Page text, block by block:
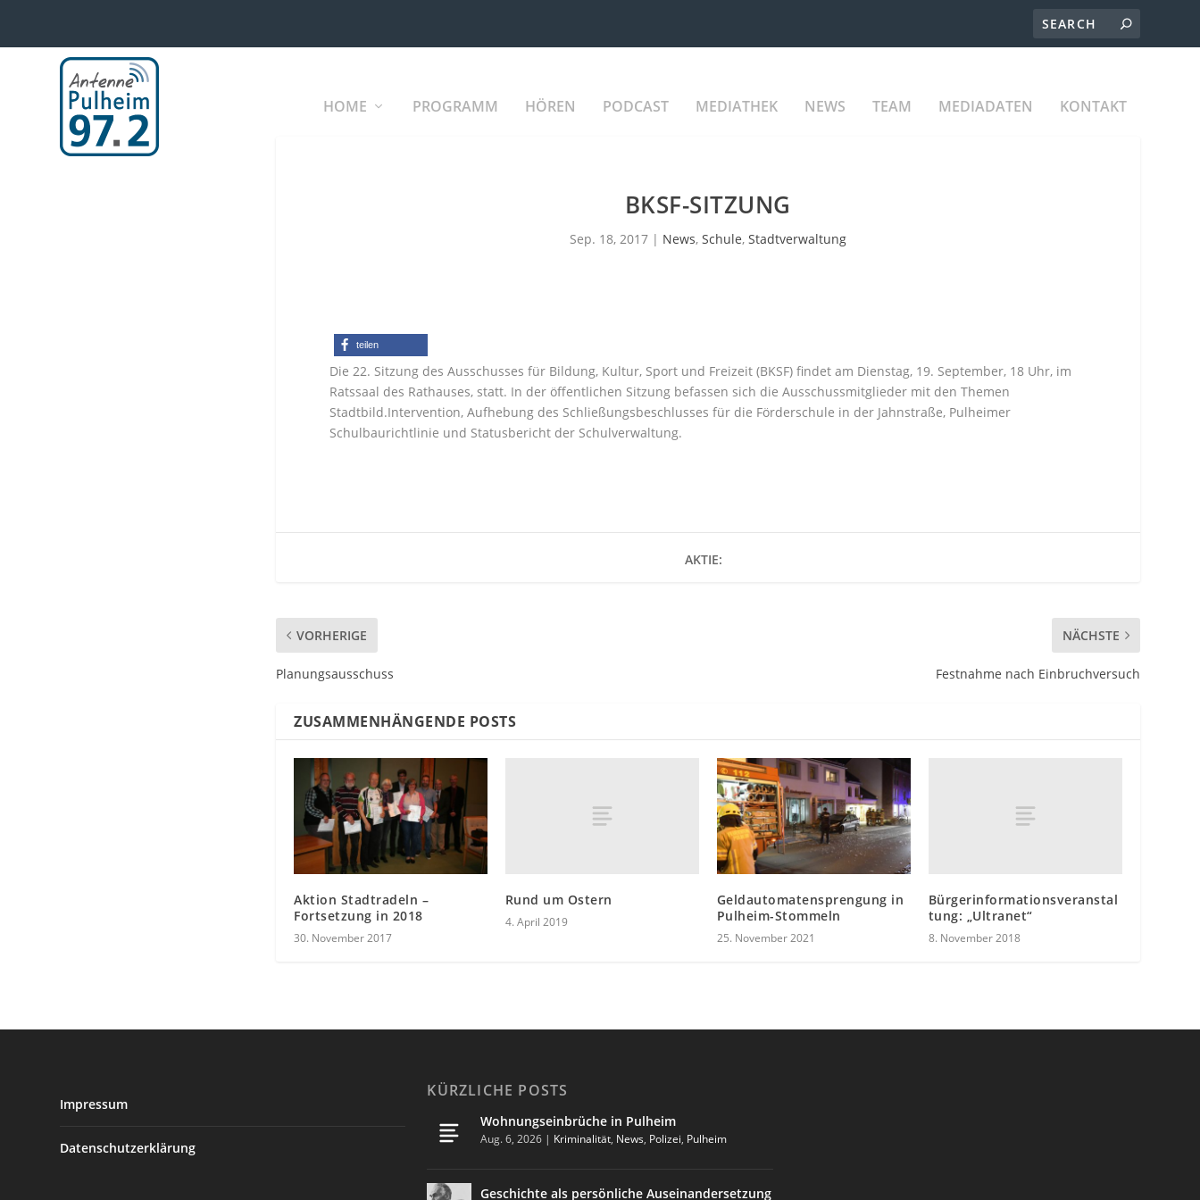
HOME PROGRAMM HÖREN PODCAST MEDIATHEK NEWS TEAM MEDIADATEN KONTAKT
BKSF-SITZUNG
Sep. 18, 2017| News, Schule, Stadtverwaltung
teilen
Die 22. Sitzung des Ausschusses für Bildung, Kultur, Sport und Freizeit (BKSF) findet am Dienstag, 19. September, 18 Uhr, im
Ratssaal des Rathauses, statt. In der öffentlichen Sitzung befassen sich die Ausschussmitglieder mit den Themen
Stadtbild.Intervention, Aufhebung des Schließungsbeschlusses für die Förderschule in der Jahnstraße, Pulheimer
Schulbaurichtlinie und Statusbericht der Schulverwaltung.
AKTIE:
VORHERIGE
Planungsausschuss
NÄCHSTE
Festnahme nach Einbruchversuch
ZUSAMMENHÄNGENDE POSTS
Aktion Stadtradeln –
Fortsetzung in 2018
30. November 2017
Rund um Ostern
4. April 2019
Geldautomatensprengung in
Pulheim-Stommeln
25. November 2021
Bürgerinformationsveranstal
tung: „Ultranet“
8. November 2018
Impressum
Datenschutzerklärung
KÜRZLICHE POSTS
Wohnungseinbrüche in Pulheim
Aug. 6, 2026 | Kriminalität, News, Polizei, Pulheim
Geschichte als persönliche Auseinandersetzung